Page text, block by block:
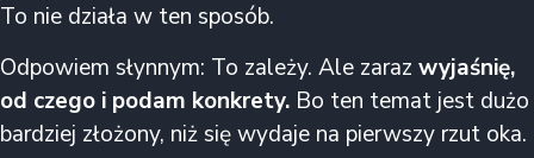
To nie działa w ten sposób.
Odpowiem słynnym: To zależy. Ale zaraz wyjaśnię,
od czego i podam konkrety. Bo ten temat jest dużo
bardziej złożony, niż się wydaje na pierwszy rzut oka.